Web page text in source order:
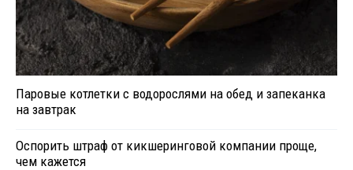
Паровые котлетки с водорослями на обед и запеканка
на завтрак
Оспорить штраф от кикшеринговой компании проще,
чем кажется